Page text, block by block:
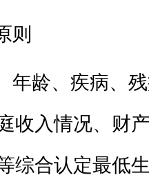
则
年龄、疾病、
收入情况、财
综合认定最低